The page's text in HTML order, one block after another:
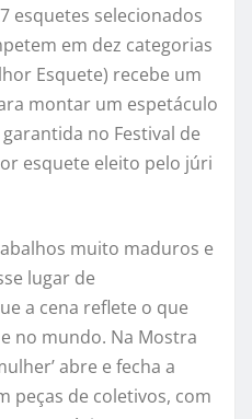
esquetes selecionados
em dez categorias
Esquete) recebe um
montar um espetáculo
no Festival de
esquete eleito pelo júri
muito maduros e
lugar de
a cena reflete o que
no mundo. Na Mostra
abre e fecha a
peças de coletivos, com